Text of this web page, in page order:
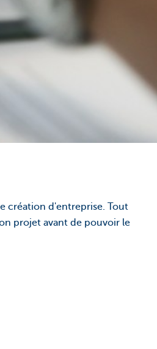
création d'entreprise. Tout
projet avant de pouvoir le